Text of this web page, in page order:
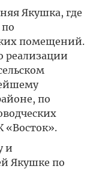
Якушка, где
помещений.
реализации
по
«Восток».
и
Якушке по